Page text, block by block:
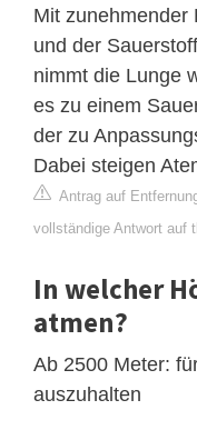
Mit zunehmender
und der
nimmt die Lunge
es zu einem
der zu
Dabei steigen
Antrag auf
vollständige Antwort auf
In welcher
atmen?
Ab 2500 Meter:
auszuhalten